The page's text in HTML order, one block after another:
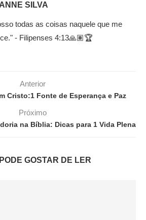
SILVA
todas as coisas naquele que me
- Filipenses 4:13🙏🏽🏆
Anterior
Cristo:1 Fonte de Esperança e Paz
Próximo
na Bíblia: Dicas para 1 Vida Plena
GOSTAR DE LER